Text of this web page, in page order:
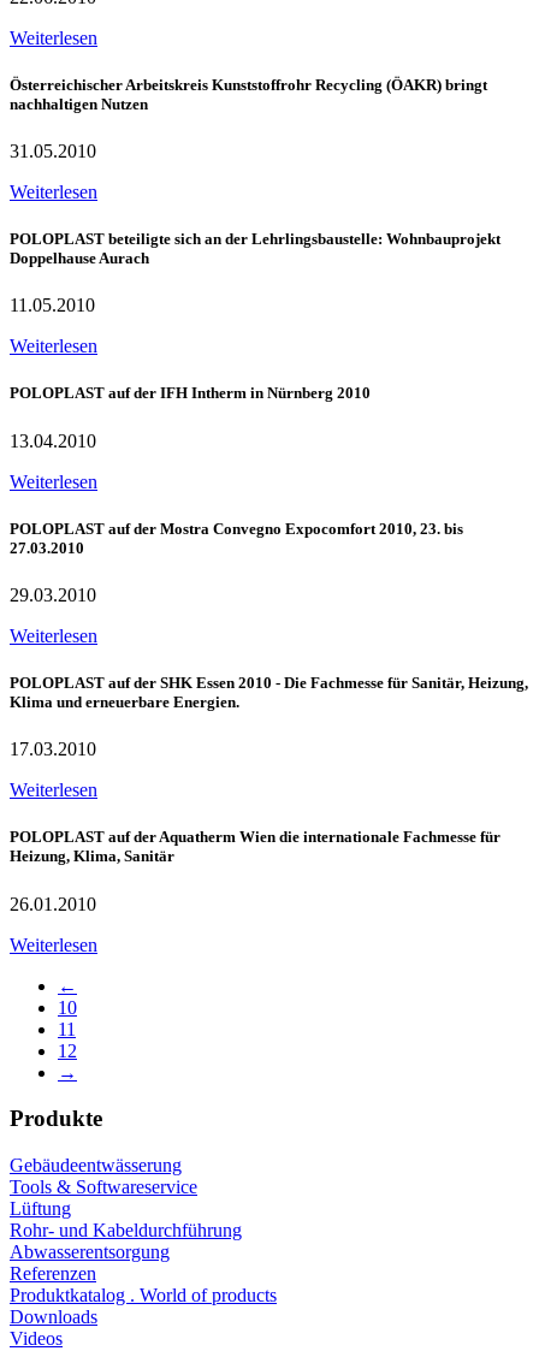
Weiterlesen
Österreichischer Arbeitskreis Kunststoffrohr Recycling (ÖAKR) bringt
nachhaltigen Nutzen
31.05.2010
Weiterlesen
POLOPLAST beteiligte sich an der Lehrlingsbaustelle: Wohnbauprojekt
Doppelhause Aurach
11.05.2010
Weiterlesen
POLOPLAST auf der IFH Intherm in Nürnberg 2010
13.04.2010
Weiterlesen
POLOPLAST auf der Mostra Convegno Expocomfort 2010, 23. bis
27.03.2010
29.03.2010
Weiterlesen
POLOPLAST auf der SHK Essen 2010 - Die Fachmesse für Sanitär, Heizung,
Klima und erneuerbare Energien.
17.03.2010
Weiterlesen
POLOPLAST auf der Aquatherm Wien die internationale Fachmesse für
Heizung, Klima, Sanitär
26.01.2010
Weiterlesen
←
10
11
12
→
Produkte
Gebäudeentwässerung
Tools & Softwareservice
Lüftung
Rohr- und Kabeldurchführung
Abwasserentsorgung
Referenzen
Produktkatalog . World of products
Downloads
Videos